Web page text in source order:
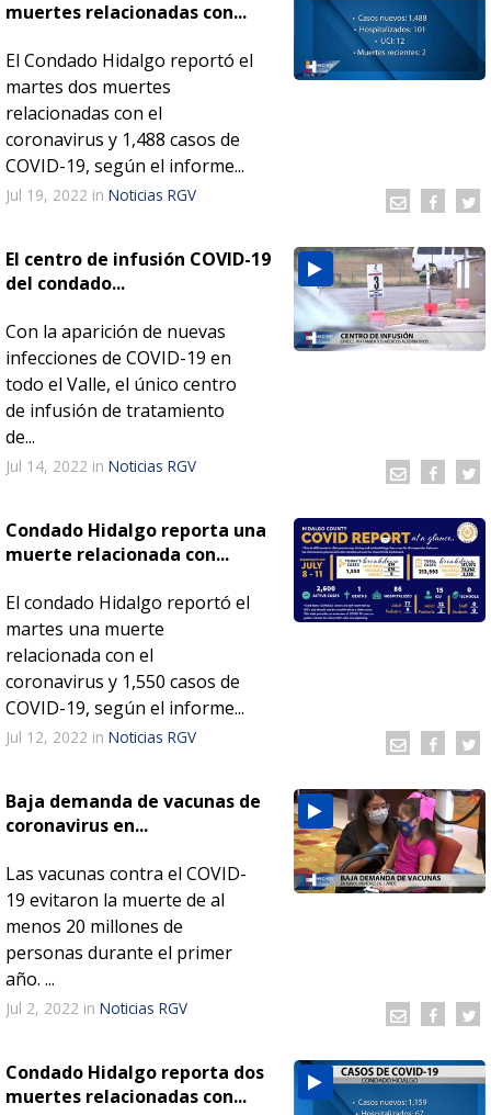
muertes relacionadas con...
El Condado Hidalgo reportó el
martes dos muertes
relacionadas con el
coronavirus y 1,488 casos de
COVID-19, según el informe...
Jul 19, 2022 in Noticias RGV
El centro de infusión COVID-19
del condado...
Con la aparición de nuevas
infecciones de COVID-19 en
todo el Valle, el único centro
de infusión de tratamiento
de...
Jul 14, 2022 in Noticias RGV
Condado Hidalgo reporta una
muerte relacionada con...
El condado Hidalgo reportó el
martes una muerte
relacionada con el
coronavirus y 1,550 casos de
COVID-19, según el informe...
Jul 12, 2022 in Noticias RGV
Baja demanda de vacunas de
coronavirus en...
Las vacunas contra el COVID-
19 evitaron la muerte de al
menos 20 millones de
personas durante el primer
año. ...
Jul 2, 2022 in Noticias RGV
Condado Hidalgo reporta dos
muertes relacionadas con...